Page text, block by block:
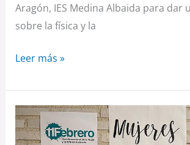
Aragón, IES Medina Albaida para dar
sobre la física y la
Leer más »
LAS
MUJERES